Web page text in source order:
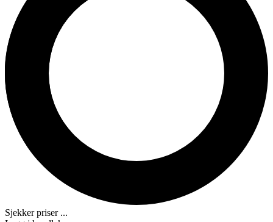
Sjekker priser ...